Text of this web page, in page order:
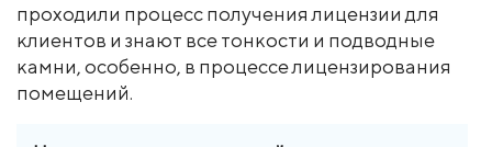
проходили процесс получения лицензии для
клиентов и знают все тонкости и подводные
камни, особенно, в процессе лицензирования
помещений.